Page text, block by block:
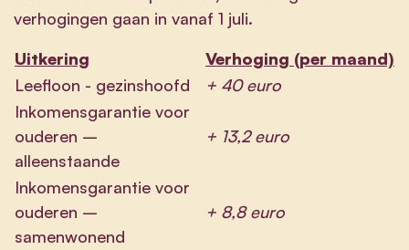
verhogingen gaan in vanaf 1 juli.
Uitkering
Verhoging (per maand)
Leefloon - gezinshoofd
+ 40 euro
Inkomensgarantie voor
ouderen –
alleenstaande
+ 13,2 euro
Inkomensgarantie voor
ouderen –
samenwonend
+ 8,8 euro